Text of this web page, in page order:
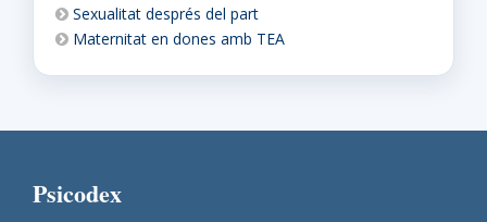
Sexualitat després del part
Maternitat en dones amb TEA
Psicodex